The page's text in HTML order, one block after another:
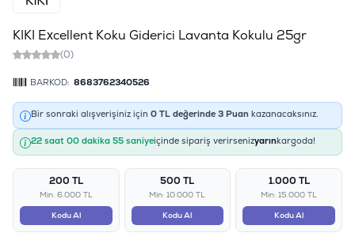
KIKI Excellent Koku Giderici Lavanta Kokulu 25gr
(0)
BARKOD: 8683762340526
Bir sonraki alışverişiniz için 0 TL değerinde 3 Puan kazanacaksınız.
22 saat 00 dakika 55 saniyeiçinde sipariş verirsenizyarınkargoda!
200 TL
Min: 6.000 TL
Kodu Al
500 TL
Min: 10.000 TL
Kodu Al
1.000 TL
Min: 15.000 TL
Kodu Al